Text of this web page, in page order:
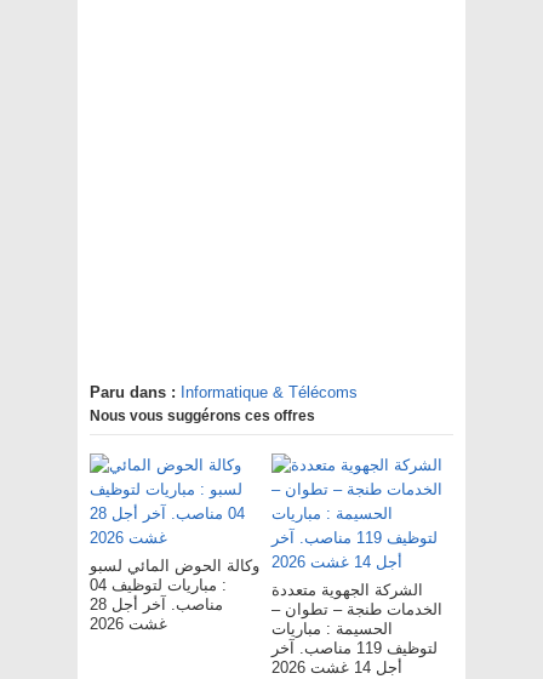
Paru dans : Informatique & Télécoms
Nous vous suggérons ces offres
وكالة الحوض المائي لسبو
: مباريات لتوظيف 04
مناصب. آخر أجل 28
غشت 2026
الشركة الجهوية متعددة
الخدمات طنجة – تطوان –
الحسيمة : مباريات
لتوظيف 119 مناصب. آخر
أجل 14 غشت 2026